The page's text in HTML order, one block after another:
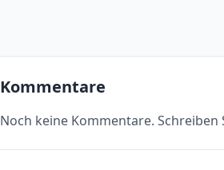
Kommentare
Noch keine Kommentare. Schreiben